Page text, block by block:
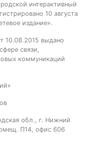
интерактивный
10 августа
издание».
10.08.2015 выдано
связи,
коммуникаций
обл., г. Нижний
П14, офис 606